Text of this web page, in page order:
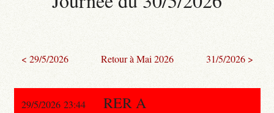
< 29/5/2026 Retour à Mai 2026 31/5/2026 >
29/5/2026 23:44 RER A